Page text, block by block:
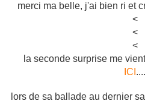
merci ma belle, j'ai bien ri et
<
<
<
la seconde surprise me
ICI ....
lors de sa ballade au dernier